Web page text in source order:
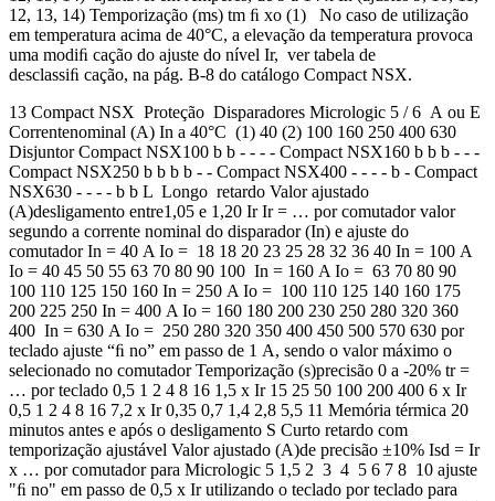
12, 13, 14) Temporização (ms) tm ﬁ xo (1) No caso de utilização
em temperatura acima de 40°C, a elevação da temperatura provoca
uma modiﬁ cação do ajuste do nível Ir, ver tabela de
desclassiﬁ cação, na pág. B-8 do catálogo Compact NSX.
13 Compact NSX Proteção Disparadores Micrologic 5 / 6 A ou E
Correntenominal (A) In a 40°C (1) 40 (2) 100 160 250 400 630
Disjuntor Compact NSX100 b b - - - - Compact NSX160 b b b - - -
Compact NSX250 b b b b - - Compact NSX400 - - - - b - Compact
NSX630 - - - - b b L Longo retardo Valor ajustado
(A)desligamento entre1,05 e 1,20 Ir Ir = … por comutador valor
segundo a corrente nominal do disparador (In) e ajuste do
comutador In = 40 A Io = 18 18 20 23 25 28 32 36 40 In = 100 A
Io = 40 45 50 55 63 70 80 90 100 In = 160 A Io = 63 70 80 90
100 110 125 150 160 In = 250 A Io = 100 110 125 140 160 175
200 225 250 In = 400 A Io = 160 180 200 230 250 280 320 360
400 In = 630 A Io = 250 280 320 350 400 450 500 570 630 por
teclado ajuste “ﬁ no” em passo de 1 A, sendo o valor máximo o
selecionado no comutador Temporização (s)precisão 0 a -20% tr =
… por teclado 0,5 1 2 4 8 16 1,5 x Ir 15 25 50 100 200 400 6 x Ir
0,5 1 2 4 8 16 7,2 x Ir 0,35 0,7 1,4 2,8 5,5 11 Memória térmica 20
minutos antes e após o desligamento S Curto retardo com
temporização ajustável Valor ajustado (A)de precisão ±10% Isd = Ir
x … por comutador para Micrologic 5 1,5 2 3 4 5 6 7 8 10 ajuste
"ﬁ no" em passo de 0,5 x Ir utilizando o teclado por teclado para